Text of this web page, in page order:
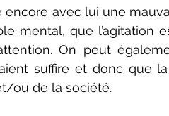
mental, que
On peut
suffire et donc que
ou de la société.